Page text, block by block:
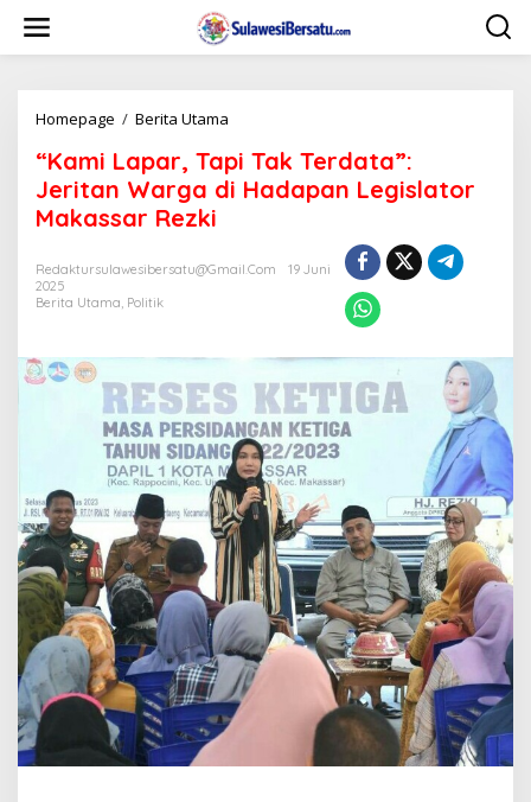
w
Homepage / Berita Utama
a
m
i
p
p
i
T
a
T
e
r
d
a
t
a
”
J
e
“Kami Lapar, Tapi Tak Terdata”:
Jeritan Warga di Hadapan Legislator
Makassar Rezki
Redaktursulawesibersatu@gmail.com
19 Juni
2025
Berita Utama, Politik